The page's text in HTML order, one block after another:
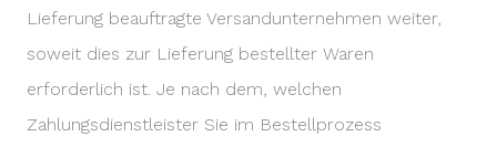
Lieferung beauftragte Versandunternehmen weiter,
soweit dies zur Lieferung bestellter Waren
erforderlich ist. Je nach dem, welchen
Zahlungsdienstleister Sie im Bestellprozess